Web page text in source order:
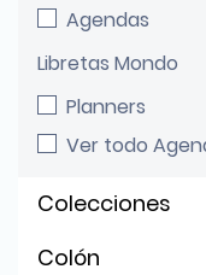
Agendas
Libretas Mondo
Planners
Ver todo
Colecciones
Colón